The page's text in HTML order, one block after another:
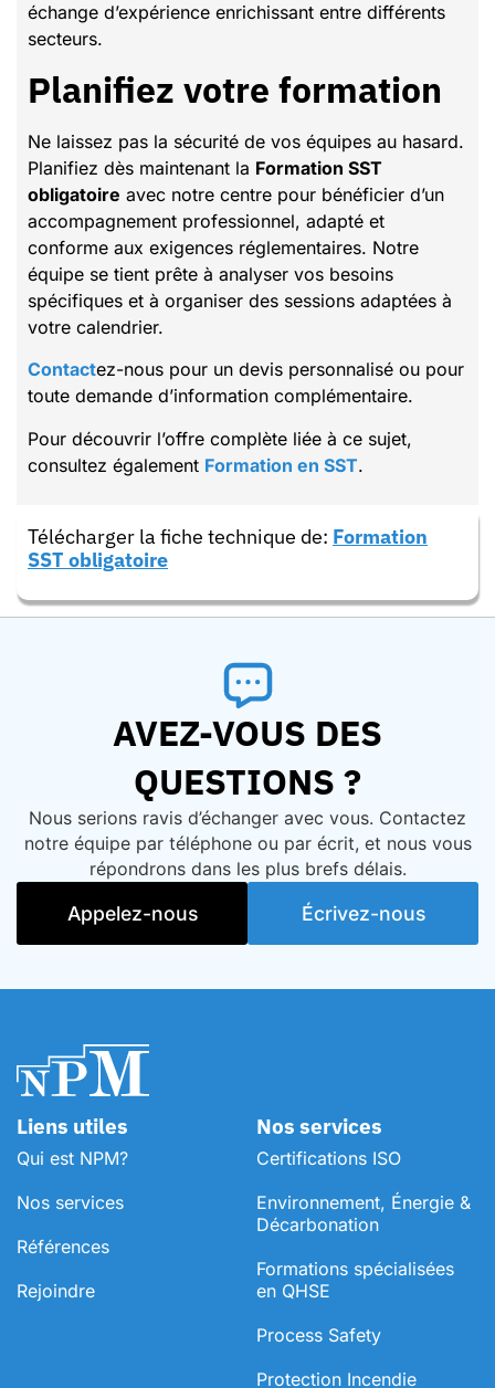
échange d’expérience enrichissant entre différents
secteurs.
Planifiez votre formation
Ne laissez pas la sécurité de vos équipes au hasard.
Planifiez dès maintenant la Formation SST
obligatoire avec notre centre pour bénéficier d’un
accompagnement professionnel, adapté et
conforme aux exigences réglementaires. Notre
équipe se tient prête à analyser vos besoins
spécifiques et à organiser des sessions adaptées à
votre calendrier.
Contactez-nous pour un devis personnalisé ou pour
toute demande d’information complémentaire.
Pour découvrir l’offre complète liée à ce sujet,
consultez également Formation en SST.
Télécharger la fiche technique de: Formation
SST obligatoire
AVEZ-VOUS DES
QUESTIONS ?
Nous serions ravis d’échanger avec vous. Contactez
notre équipe par téléphone ou par écrit, et nous vous
répondrons dans les plus brefs délais.
Appelez-nous Écrivez-nous
Liens utiles
Qui est NPM?
Nos services
Références
Rejoindre
Nos services
Certifications ISO
Environnement, Énergie &
Décarbonation
⁠Formations spécialisées
en QHSE
Process Safety
Protection Incendie